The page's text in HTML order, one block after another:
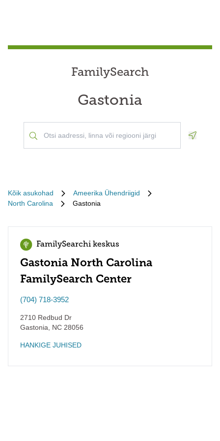
FamilySearch
Gastonia
Kõik asukohad
Ameerika Ühendriigid
North Carolina
Gastonia
FamilySearchi keskus
Gastonia North Carolina
FamilySearch Center
(704) 718-3952
2710 Redbud Dr
Gastonia
NC 28056
HANKIGE JUHISED